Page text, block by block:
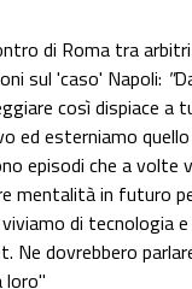
di Roma tra
sul 'caso' Napoli: "
così dispiace a
ed esterniamo
episodi che a
mentalità in futuro
di tecnologia
Ne dovrebbero
loro"